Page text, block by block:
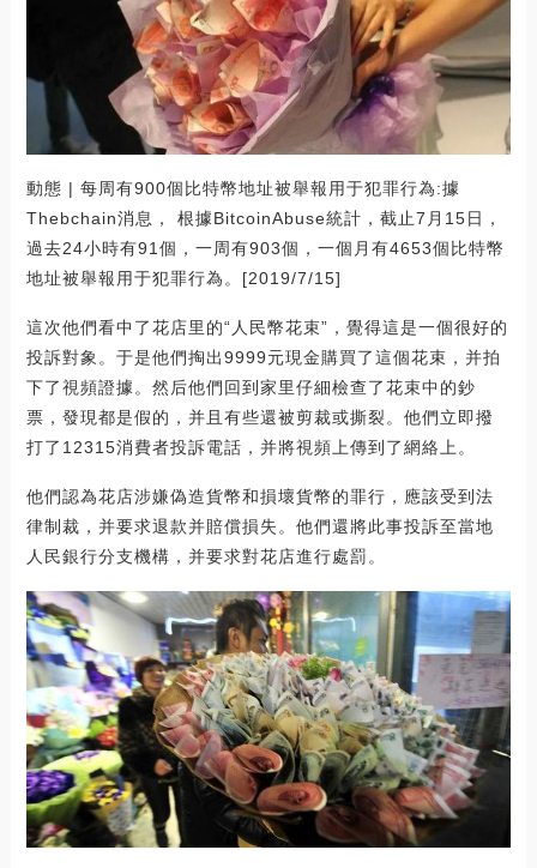
動態 | 每周有900個比特幣地址被舉報用于犯罪行為:據
Thebchain消息， 根據BitcoinAbuse統計，截止7月15日，
過去24小時有91個，一周有903個，一個月有4653個比特幣
地址被舉報用于犯罪行為。[2019/7/15]
這次他們看中了花店里的“人民幣花束”，覺得這是一個很好的
投訴對象。于是他們掏出9999元現金購買了這個花束，并拍
下了視頻證據。然后他們回到家里仔細檢查了花束中的鈔
票，發現都是假的，并且有些還被剪裁或撕裂。他們立即撥
打了12315消費者投訴電話，并將視頻上傳到了網絡上。
他們認為花店涉嫌偽造貨幣和損壞貨幣的罪行，應該受到法
律制裁，并要求退款并賠償損失。他們還將此事投訴至當地
人民銀行分支機構，并要求對花店進行處罰。